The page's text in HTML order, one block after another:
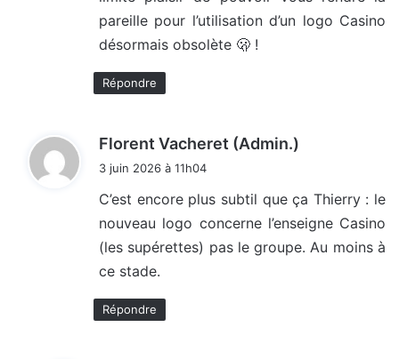
pareille pour l’utilisation d’un logo Casino
désormais obsolète 🫢 !
Répondre
Florent Vacheret (Admin.)
:
3 juin 2026 à 11h04
C’est encore plus subtil que ça Thierry : le
nouveau logo concerne l’enseigne Casino
(les supérettes) pas le groupe. Au moins à
ce stade.
Répondre